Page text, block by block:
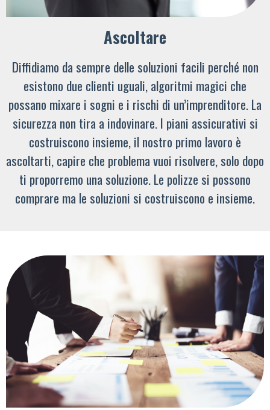
Ascoltare
Diffidiamo da sempre delle soluzioni facili perché non
esistono due clienti uguali, algoritmi magici che
possano mixare i sogni e i rischi di un’imprenditore. La
sicurezza non tira a indovinare. I piani assicurativi si
costruiscono insieme, il nostro primo lavoro è
ascoltarti, capire che problema vuoi risolvere, solo dopo
ti proporremo una soluzione. Le polizze si possono
comprare ma le soluzioni si costruiscono e insieme.